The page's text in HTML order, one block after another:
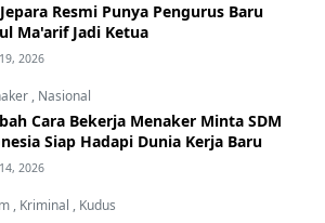
Resmi Punya Pengurus Baru
Ma'arif Jadi Ketua
2026
, Nasional
Cara Bekerja Menaker Minta SDM
Siap Hadapi Dunia Kerja Baru
2026
, Kriminal , Kudus